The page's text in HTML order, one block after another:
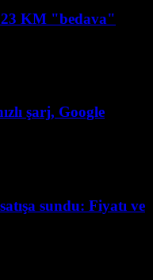
23 KM "bedava"
şarj, Google
sundu: Fiyatı ve